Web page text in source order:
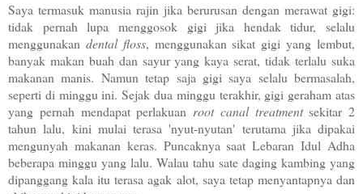
Saya termasuk manusia rajin jika berurusan dengan merawat gigi:
tidak pernah lupa menggosok gigi jika hendak tidur, selalu
menggunakan dental floss, menggunakan sikat gigi yang lembut,
banyak makan buah dan sayur yang kaya serat, tidak terlalu suka
makanan manis. Namun tetap saja gigi saya selalu bermasalah,
seperti di minggu ini. Sejak dua minggu terakhir, gigi geraham atas
yang pernah mendapat perlakuan root canal treatmentsekitar 2
tahun lalu, kini mulai terasa 'nyut-nyutan' terutama jika dipakai
mengunyah makanan keras. Puncaknya saat Lebaran Idul Adha
beberapa minggu yang lalu. Walau tahu sate daging kambing yang
dipanggang kala itu terasa agak alot, saya tetap menyantapnya dan